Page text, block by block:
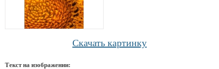
Скачать картинку
Текст на изображении: